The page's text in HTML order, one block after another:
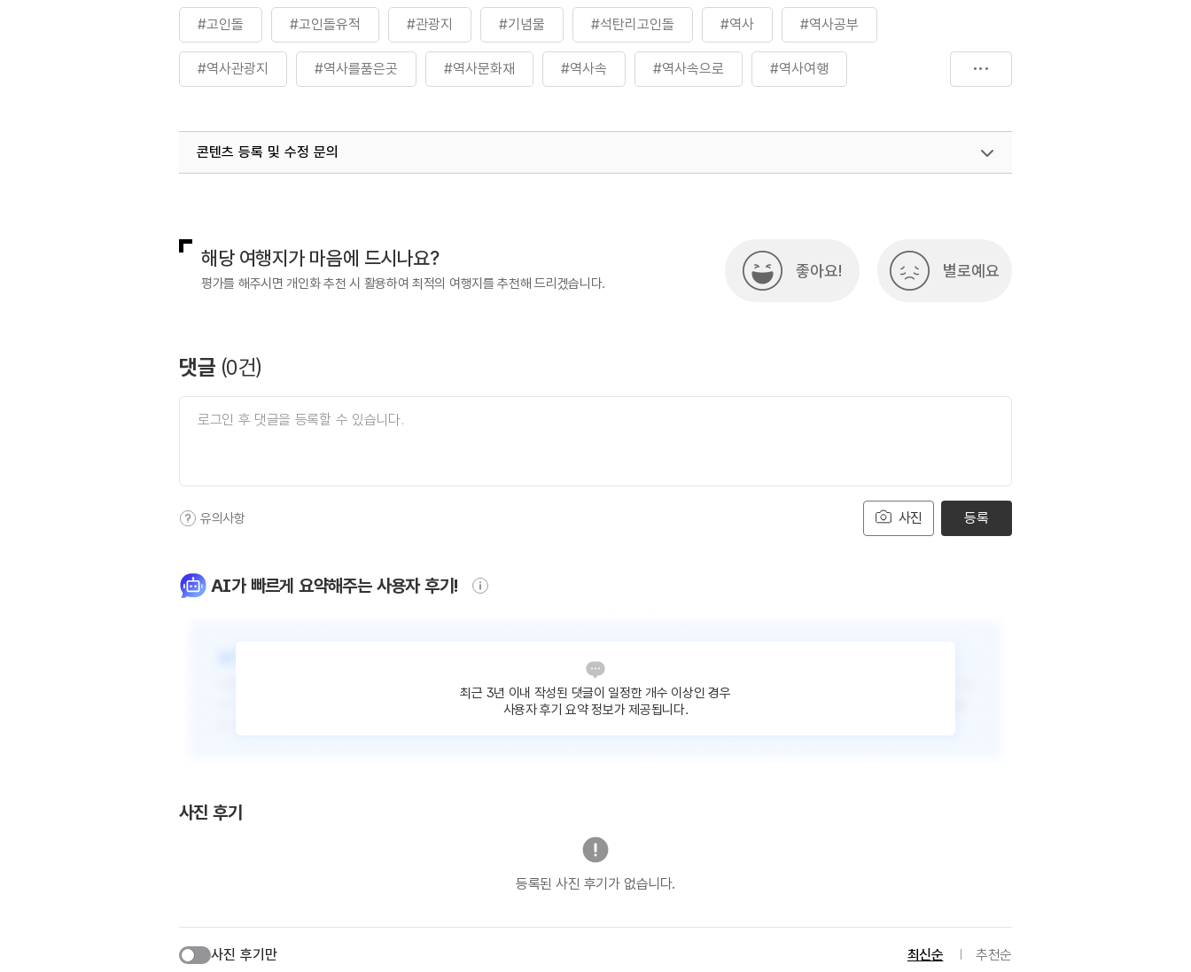
#고인돌 #고인돌유적 #관광지 #기념물 #석탄리고인돌 #역사 #역사공부
#역사관광지 #역사를품은곳 #역사문화재 #역사속 #역사속으로 #역사여행
#충청북도기념물
콘텐츠 등록 및 수정 문의
해당 여행지가 마음에 드시나요?
평가를 해주시면 개인화 추천 시 활용하여 최적의 여행지를 추천해 드리겠습니다.
좋아요! 별로예요
댓글 (0건)
사진
유의사항 등록
AI가 빠르게 요약해주는 사용자 후기!
최근 3년 이내 작성된 댓글이 일정한 개수 이상인 경우
사용자 후기 요약 정보가 제공됩니다.
사진 후기
등록된 사진 후기가 없습니다.
사진 후기만 최신순 추천순